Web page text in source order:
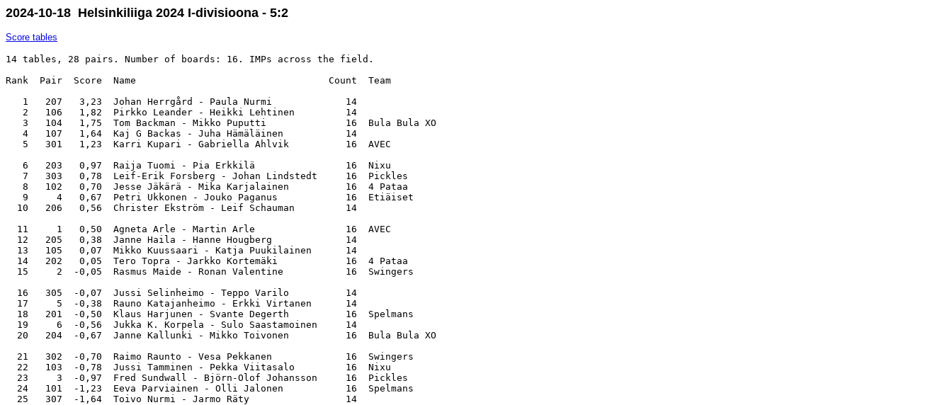
2024-10-18 Helsinkiliiga 2024 I-divisioona - 5:2
Score tables
14 tables, 28 pairs. Number of boards: 16. IMPs across the field.
Rank  Pair  Score  Name                                  Count  Team
   1   207   3,23  Johan Herrgård - Paula Nurmi             14
   2   106   1,82  Pirkko Leander - Heikki Lehtinen         14
   3   104   1,75  Tom Backman - Mikko Puputti              16  Bula Bula XO
   4   107   1,64  Kaj G Backas - Juha Hämäläinen           14
   5   301   1,23  Karri Kupari - Gabriella Ahlvik          16  AVEC
   6   203   0,97  Raija Tuomi - Pia Erkkilä                16  Nixu
   7   303   0,78  Leif-Erik Forsberg - Johan Lindstedt     16  Pickles
   8   102   0,70  Jesse Jäkärä - Mika Karjalainen          16  4 Pataa
   9     4   0,67  Petri Ukkonen - Jouko Paganus            16  Etiäiset
  10   206   0,56  Christer Ekström - Leif Schauman         14
  11     1   0,50  Agneta Arle - Martin Arle                16  AVEC
  12   205   0,38  Janne Haila - Hanne Hougberg             14
  13   105   0,07  Mikko Kuussaari - Katja Puukilainen      14
  14   202   0,05  Tero Topra - Jarkko Kortemäki            16  4 Pataa
  15     2  -0,05  Rasmus Maide - Ronan Valentine           16  Swingers
  16   305  -0,07  Jussi Selinheimo - Teppo Varilo          14
  17     5  -0,38  Rauno Katajanheimo - Erkki Virtanen      14
  18   201  -0,50  Klaus Harjunen - Svante Degerth          16  Spelmans
  19     6  -0,56  Jukka K. Korpela - Sulo Saastamoinen     14
  20   204  -0,67  Janne Kallunki - Mikko Toivonen          16  Bula Bula XO
  21   302  -0,70  Raimo Raunto - Vesa Pekkanen             16  Swingers
  22   103  -0,78  Jussi Tamminen - Pekka Viitasalo         16  Nixu
  23     3  -0,97  Fred Sundwall - Björn-Olof Johansson     16  Pickles
  24   101  -1,23  Eeva Parviainen - Olli Jalonen           16  Spelmans
  25   307  -1,64  Toivo Nurmi - Jarmo Räty                 14